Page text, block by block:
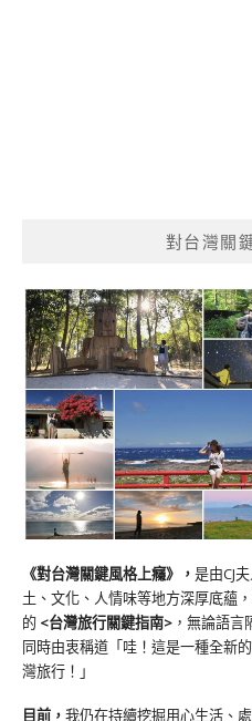
對台灣關
《對台灣關鍵風格上癮》 ， 是由CJ
土、文化、人情味等地方深厚底蘊
的 <台灣旅行關鍵指南> ，無論語言
同時由衷稱道「哇！這是一種全新
灣旅行！」
目前， 我仍在持續挖掘用心生活、